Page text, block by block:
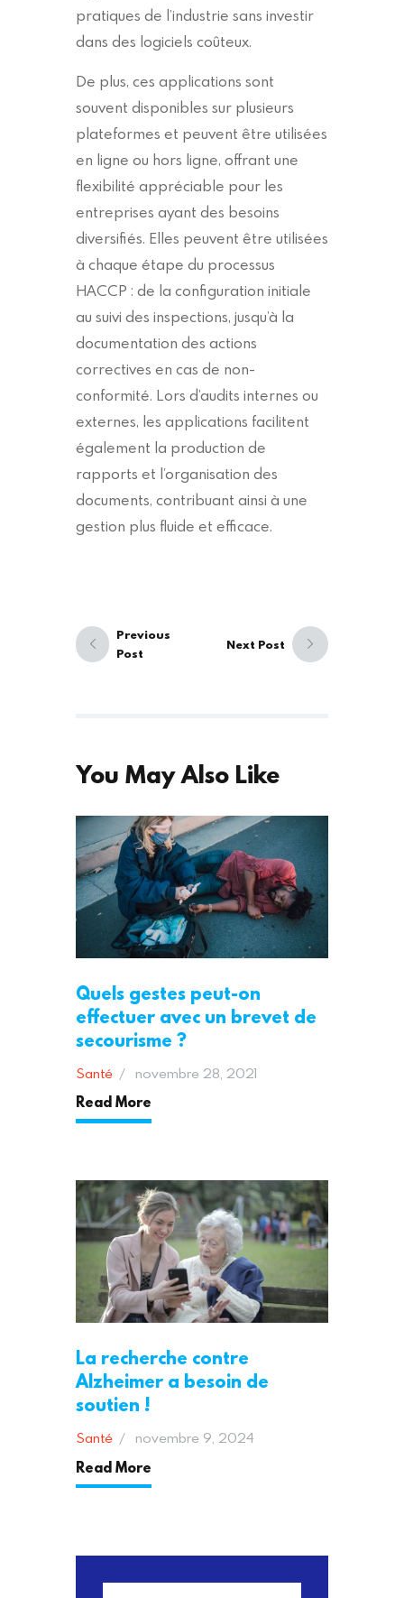
pratiques de l’industrie sans investir
dans des logiciels coûteux.
De plus, ces applications sont
souvent disponibles sur plusieurs
plateformes et peuvent être utilisées
en ligne ou hors ligne, offrant une
flexibilité appréciable pour les
entreprises ayant des besoins
diversifiés. Elles peuvent être utilisées
à chaque étape du processus
HACCP : de la configuration initiale
au suivi des inspections, jusqu’à la
documentation des actions
correctives en cas de non-
conformité. Lors d’audits internes ou
externes, les applications facilitent
également la production de
rapports et l’organisation des
documents, contribuant ainsi à une
gestion plus fluide et efficace.
de
l’article
Previous
Previous
Post
Next Post
You May Also Like
Quels gestes peut-on
effectuer avec un brevet de
secourisme ?
Santé novembre 28, 2021
Read More
La recherche contre
Alzheimer a besoin de
soutien !
Santé novembre 9, 2024
Read More